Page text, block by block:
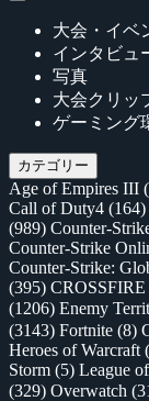
大会・イベ
インタビュ
写真
大会クリッ
ゲーミング
カテゴリー
Age of Empires III
Call of Duty4 (164)
(989) Counter-
Counter-Strike
Counter-Strike:
(395) CROSSFIRE
(1206) Enemy
(3143) Fortnite (8)
Heroes of Warcraft
Storm (5) League
(329) Overwatch